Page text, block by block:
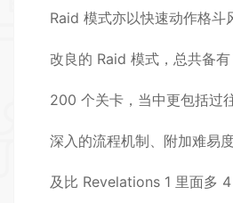
Raid 模式亦以快速动作格斗
改良的 Raid 模式，总共备
200 个关卡，当中更包括过
深入的流程机制、附加难易
及比 Revelations 1 里面多 4